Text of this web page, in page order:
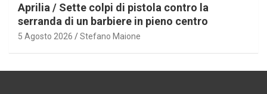
Aprilia / Sette colpi di pistola contro la
serranda di un barbiere in pieno centro
5 Agosto 2026 Stefano Maione